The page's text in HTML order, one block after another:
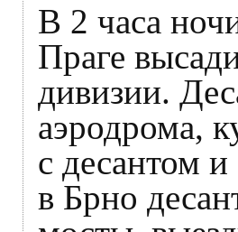
В 2 часа
Праге
дивизии.
аэродрома,
с десантом
в Брно